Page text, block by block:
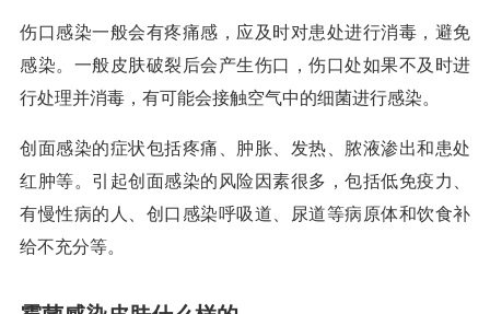
伤口感染一般会有疼痛感，应及时对患处进行消毒，避免
感染。一般皮肤破裂后会产生伤口，伤口处如果不及时进
行处理并消毒，有可能会接触空气中的细菌进行感染。
创面感染的症状包括疼痛、肿胀、发热、脓液渗出和患处
红肿等。引起创面感染的风险因素很多，包括低免疫力、
有慢性病的人、创口感染呼吸道、尿道等病原体和饮食补
给不充分等。